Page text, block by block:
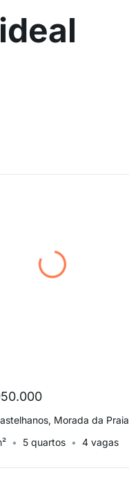
Morada da Praia
5 quartos 4 vagas